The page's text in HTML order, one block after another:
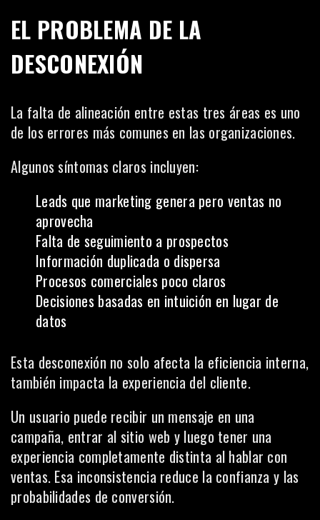
EL PROBLEMA DE LA
DESCONEXIÓN
La falta de alineación entre estas tres áreas es uno
de los errores más comunes en las organizaciones.
Algunos síntomas claros incluyen:
Leads que marketing genera pero ventas no
aprovecha
Falta de seguimiento a prospectos
Información duplicada o dispersa
Procesos comerciales poco claros
Decisiones basadas en intuición en lugar de
datos
Esta desconexión no solo afecta la eficiencia interna,
también impacta la experiencia del cliente.
Un usuario puede recibir un mensaje en una
campaña, entrar al sitio web y luego tener una
experiencia completamente distinta al hablar con
ventas. Esa inconsistencia reduce la confianza y las
probabilidades de conversión.